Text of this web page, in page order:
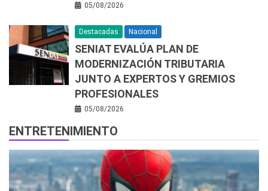
05/08/2026
Destacadas Nacional
SENIAT EVALÚA PLAN DE
MODERNIZACIÓN TRIBUTARIA
JUNTO A EXPERTOS Y GREMIOS
PROFESIONALES
05/08/2026
ENTRETENIMIENTO